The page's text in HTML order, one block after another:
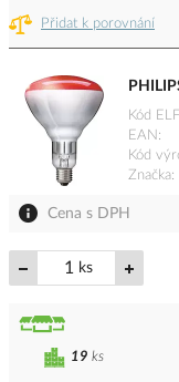
Přidat k porovnání
Kód
EAN
Kód
Značka
Cena s DPH
ks
19 ks